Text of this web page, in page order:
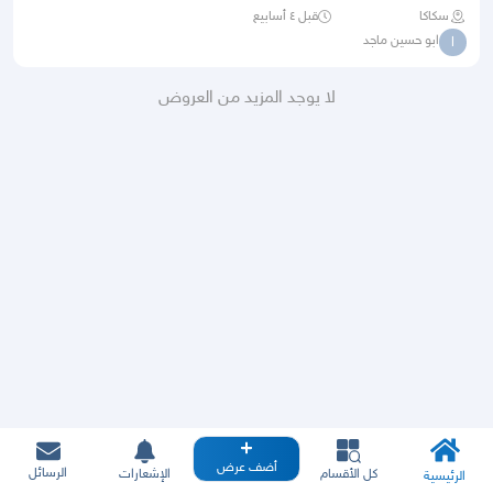
سكاكا قبل ٤ أسابيع
ا ابو حسين ماجد
لا يوجد المزيد من العروض
الرئيسية كل الأقسام أضف عرض الإشعارات الرسائل